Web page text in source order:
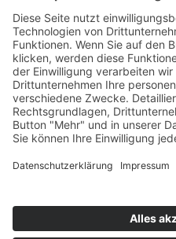
Webseite:Angelatlas
@ Landesverband
Kontakte
Impressum
Datenschutz